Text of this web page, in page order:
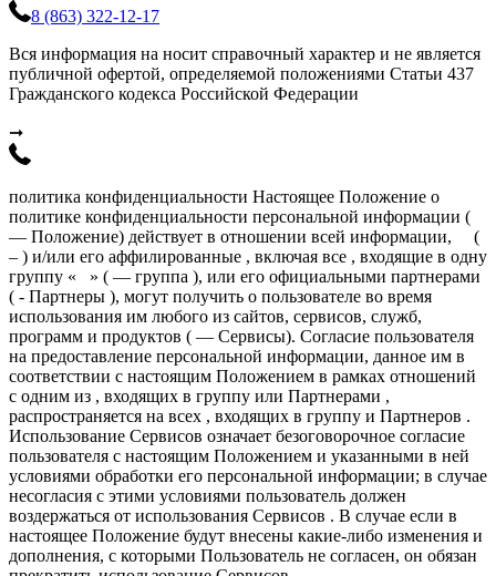
8 (863) 322-12-17
Вся информация на носит справочный характер и не является
публичной офертой, определяемой положениями Статьи 437
Гражданского кодекса Российской Федерации
➞
политика конфиденциальности Настоящее Положение о
политике конфиденциальности персональной информации (
— Положение) действует в отношении всей информации, (
– ) и/или его аффилированные , включая все , входящие в одну
группу « » ( — группа ), или его официальными партнерами
( - Партнеры ), могут получить о пользователе во время
использования им любого из сайтов, сервисов, служб,
программ и продуктов ( — Сервисы). Согласие пользователя
на предоставление персональной информации, данное им в
соответствии с настоящим Положением в рамках отношений
с одним из , входящих в группу или Партнерами ,
распространяется на всех , входящих в группу и Партнеров .
Использование Сервисов означает безоговорочное согласие
пользователя с настоящим Положением и указанными в ней
условиями обработки его персональной информации; в случае
несогласия с этими условиями пользователь должен
воздержаться от использования Сервисов . В случае если в
настоящее Положение будут внесены какие-либо изменения и
дополнения, с которыми Пользователь не согласен, он обязан